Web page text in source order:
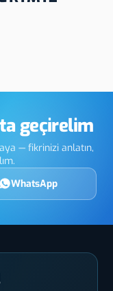
Uygulama
geçirelim
— fikrinizi anlatın,
WhatsApp